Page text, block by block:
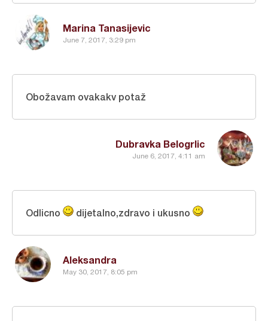
Marina Tanasijevic
June 7, 2017, 3:29 pm
Dubravka Belogrlic
June 6, 2017, 4:11 am
Obožavam ovakakv potaž
Aleksandra
May 30, 2017, 8:05 pm
Odlicno dijetalno,zdravo i ukusno